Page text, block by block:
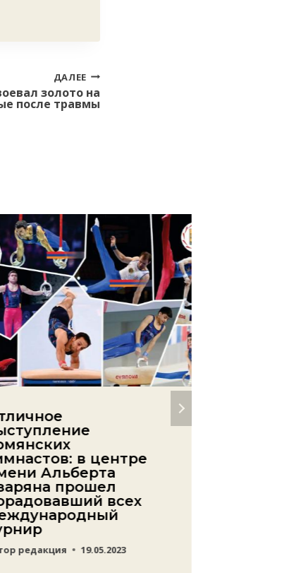
ДАЛЕЕ
золото на
после травмы
в центре
Альберта
прошел
всех
редакция 19.05.2023